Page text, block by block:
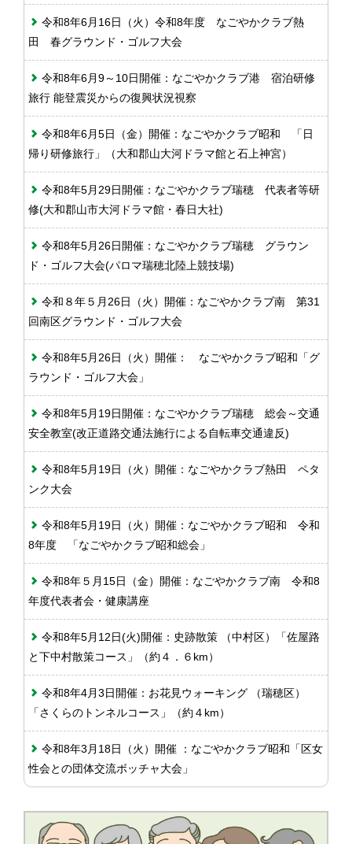
令和8年6月16日（火）令和8年度 なごやかクラブ熱
田 春グラウンド・ゴルフ大会
令和8年6月9～10日開催：なごやかクラブ港 宿泊研修
旅行 能登震災からの復興状況視察
令和8年6月5日（金）開催：なごやかクラブ昭和 「日
帰り研修旅行」（大和郡山大河ドラマ館と石上神宮）
令和8年5月29日開催：なごやかクラブ瑞穂 代表者等研
修(大和郡山市大河ドラマ館・春日大社)
令和8年5月26日開催：なごやかクラブ瑞穂 グラウン
ド・ゴルフ大会(パロマ瑞穂北陸上競技場)
令和８年５月26日（火）開催：なごやかクラブ南 第31
回南区グラウンド・ゴルフ大会
令和8年5月26日（火）開催： なごやかクラブ昭和「グ
ラウンド・ゴルフ大会」
令和8年5月19日開催：なごやかクラブ瑞穂 総会～交通
安全教室(改正道路交通法施行による自転車交通違反)
令和8年5月19日（火）開催：なごやかクラブ熱田 ペタ
ンク大会
令和8年5月19日（火）開催：なごやかクラブ昭和 令和
8年度 「なごやかクラブ昭和総会」
令和8年５月15日（金）開催：なごやかクラブ南 令和8
年度代表者会・健康講座
令和8年5月12日(火)開催：史跡散策 （中村区）「佐屋路
と下中村散策コース」（約４．６km）
令和8年4月3日開催：お花見ウォーキング （瑞穂区）
「さくらのトンネルコース」（約４km）
令和8年3月18日（火）開催 ：なごやかクラブ昭和「区女
性会との団体交流ボッチャ大会」